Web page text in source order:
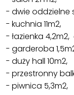
- dwie oddzielne
- kuchnia 11m2,
- łazienka 4,2m2,
- garderoba
- duży hall 10m2,
- przestronny
- piwnica 5,3m2,